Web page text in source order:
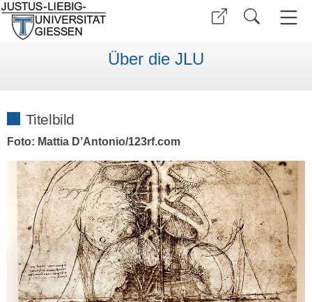
Über die JLU
Titelbild
Foto: Mattia D’Antonio/123rf.com